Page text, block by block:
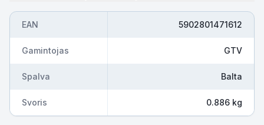
EAN 5902801471612
Gamintojas GTV
Spalva Balta
Svoris 0.886 kg